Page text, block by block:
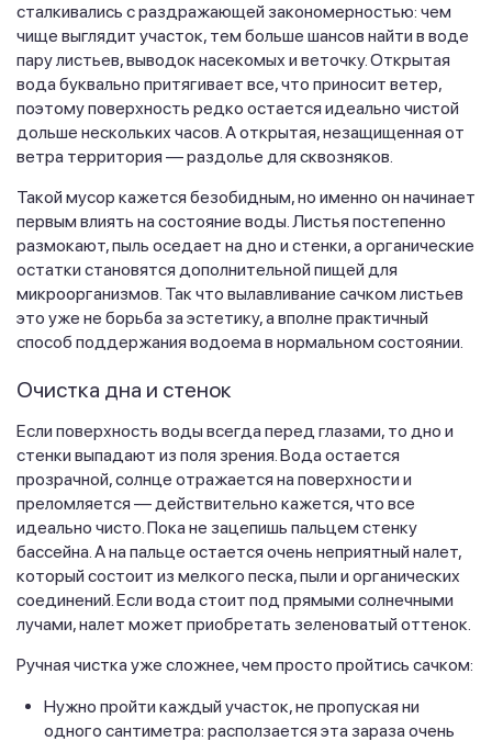
сталкивались с раздражающей закономерностью: чем
чище выглядит участок, тем больше шансов найти в воде
пару листьев, выводок насекомых и веточку. Открытая
вода буквально притягивает все, что приносит ветер,
поэтому поверхность редко остается идеально чистой
дольше нескольких часов. А открытая, незащищенная от
ветра территория — раздолье для сквозняков.
Такой мусор кажется безобидным, но именно он начинает
первым влиять на состояние воды. Листья постепенно
размокают, пыль оседает на дно и стенки, а органические
остатки становятся дополнительной пищей для
микроорганизмов. Так что вылавливание сачком листьев
это уже не борьба за эстетику, а вполне практичный
способ поддержания водоема в нормальном состоянии.
Очистка дна и стенок
Если поверхность воды всегда перед глазами, то дно и
стенки выпадают из поля зрения. Вода остается
прозрачной, солнце отражается на поверхности и
преломляется — действительно кажется, что все
идеально чисто. Пока не зацепишь пальцем стенку
бассейна. А на пальце остается очень неприятный налет,
который состоит из мелкого песка, пыли и органических
соединений. Если вода стоит под прямыми солнечными
лучами, налет может приобретать зеленоватый оттенок.
Ручная чистка уже сложнее, чем просто пройтись сачком:
Нужно пройти каждый участок, не пропуская ни
одного сантиметра: расползается эта зараза очень